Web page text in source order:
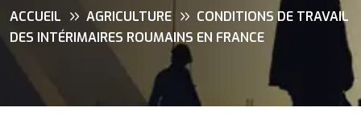
ACCUEIL AGRICULTURE
CONDITIONS DE TRAVAIL
DES INTÉRIMAIRES ROUMAINS EN FRANCE